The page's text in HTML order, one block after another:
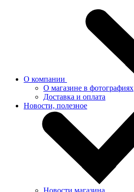
О компании
О магазине в фотографиях
Доставка и оплата
Новости, полезное
Новости магазина